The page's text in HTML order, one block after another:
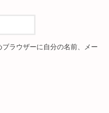
ラウザーに自分の名前、メー